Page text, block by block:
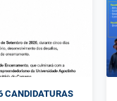
CANDIDATURAS